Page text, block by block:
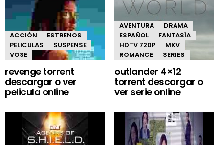
ACCIÓN
ESTRENOS
PELICULAS
SUSPENSE
VOSE
revenge torrent
descargar o ver
pelicula online
AVENTURA
DRAMA
ESPAÑOL
FANTASÍA
HDTV 720P
MKV
ROMANCE
SERIES
outlander 4×12
torrent descargar o
ver serie online